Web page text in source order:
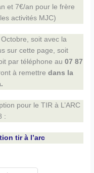
et 7€/an pour le frère
activités MJC)
soit avec la
sur cette page, soit
par téléphone au07 87
à remettredans la
pour le TIR à L’ARC
:
tir à l’arc